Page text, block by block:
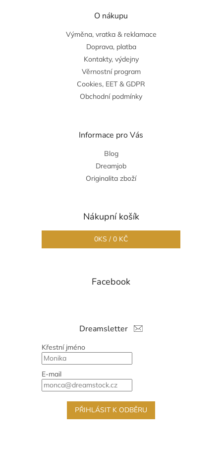
O nákupu
Výměna, vratka & reklamace
Doprava, platba
Kontakty, výdejny
Věrnostní program
Cookies, EET & GDPR
Obchodní podmínky
Informace pro Vás
Blog
Dreamjob
Originalita zboží
Nákupní košík
0KS / 0 KČ
Facebook
Dreamsletter
Křestní jméno
E-mail
PŘIHLÁSIT K ODBĚRU